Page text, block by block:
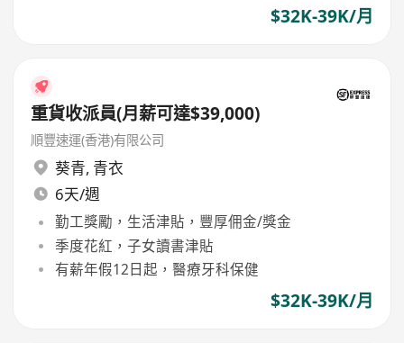
$32K-39K/月
重貨收派員(月薪可達$39,000)
順豐速運(香港)有限公司
葵青, 青衣
6天/週
勤工獎勵，生活津貼，豐厚佣金/獎金
季度花紅，子女讀書津貼
有薪年假12日起，醫療牙科保健
$32K-39K/月